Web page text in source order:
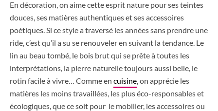
En décoration, on aime cette esprit nature pour ses teintes
douces, ses matières authentiques et ses accessoires
poétiques. Si ce style a traversé les années sans prendre une
ride, c’est qu’il a su se renouveler en suivant la tendance. Le
lin au beau tombé, le bois brut qui se prête à toutes les
interprétations, la pierre naturelle toujours aussi belle, le
rotin facile à vivre… Comme en cuisine, on apprécie les
matières les moins travaillées, les plus éco-responsables et
écologiques, que ce soit pour le mobilier, les accessoires ou